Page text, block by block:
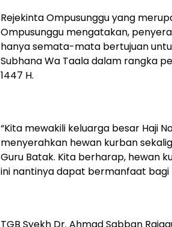
Rejekinta Ompusunggu yang
Ompusunggu mengatakan,
hanya semata-mata bertujuan
Subhana Wa Taala dalam rangka
1447 H.
“Kita mewakili keluarga besar Haji
menyerahkan hewan kurban
Guru Batak. Kita berharap, hewan
ini nantinya dapat bermanfaat bagi
TGB Syekh Dr. Ahmad Sabban